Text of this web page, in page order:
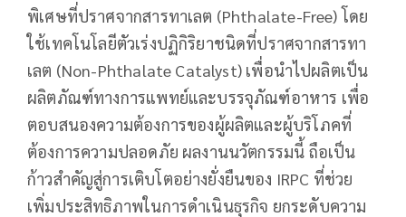
พิเศษที่ปราศจากสารทาเลต (Phthalate-Free) โดย
ใช้เทคโนโลยีตัวเร่งปฏิกิริยาชนิดที่ปราศจากสารทา
เลต (Non-Phthalate Catalyst) เพื่อนำไปผลิตเป็น
ผลิตภัณฑ์ทางการแพทย์และบรรจุภัณฑ์อาหาร เพื่อ
ตอบสนองความต้องการของผู้ผลิตและผู้บริโภคที่
ต้องการความปลอดภัย ผลงานนวัตกรรมนี้ ถือเป็น
ก้าวสำคัญสู่การเติบโตอย่างยั่งยืนของ IRPC ที่ช่วย
เพิ่มประสิทธิภาพในการดำเนินธุรกิจ ยกระดับความ